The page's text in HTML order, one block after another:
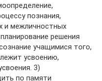
познания,
и межличностных
решения
учащимися того,
усвоению,
3)
по памяти